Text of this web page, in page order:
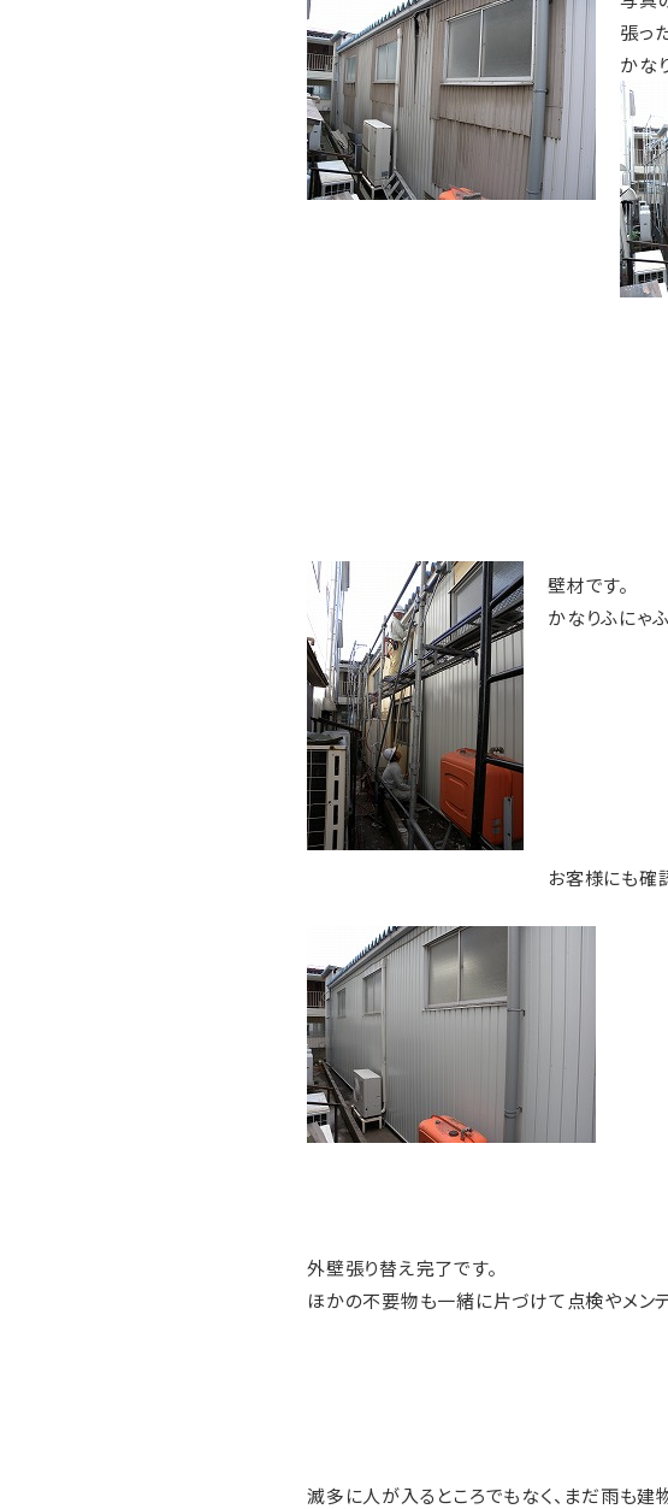
張っ
かな
壁材です。
かなりふにゃ
お客様にも確
外壁張り替え完了です。
ほかの不要物も一緒に片づけて点検やメン
滅多に人が入るところでもなく、まだ雨も